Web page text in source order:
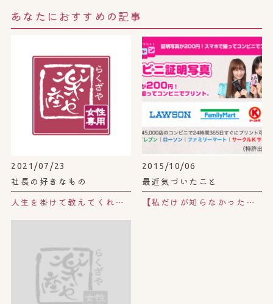
あなたにおすすめの記事
2021/07/23
社長の好きなもの
人生を掛けて教えてくれてること。
2015/10/06
最近気づいたこと
【私だけが知らなかった！？】これ便利っ♪コンビニ証明写真！！